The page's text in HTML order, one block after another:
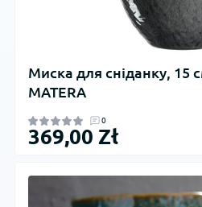
Миска для сніданку, 15
MATERA
0
369,00 Zł